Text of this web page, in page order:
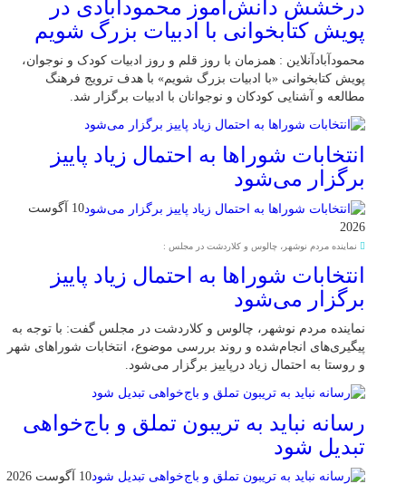
درخشش دانش‌آموز محمودآبادی در
پویش کتابخوانی با ادبیات بزرگ شویم
محمودآبادآنلاین : همزمان با روز قلم و روز ادبیات کودک و نوجوان،
پویش کتابخوانی «با ادبیات بزرگ شویم» با هدف ترویج فرهنگ
مطالعه و آشنایی کودکان و نوجوانان با ادبیات برگزار شد.
انتخابات شوراها به احتمال زیاد پاییز
برگزار می‌شود
10 آگوست
2026
نماینده مردم نوشهر، چالوس و کلاردشت در مجلس :
انتخابات شوراها به احتمال زیاد پاییز
برگزار می‌شود
نماینده مردم نوشهر، چالوس و کلاردشت در مجلس گفت: با توجه به
پیگیری‌های انجام‌شده و روند بررسی موضوع، انتخابات شوراهای شهر
و روستا به احتمال زیاد درپاییز برگزار می‌شود.
رسانه نباید به تریبون تملق و باج‌خواهی
تبدیل شود
10 آگوست 2026